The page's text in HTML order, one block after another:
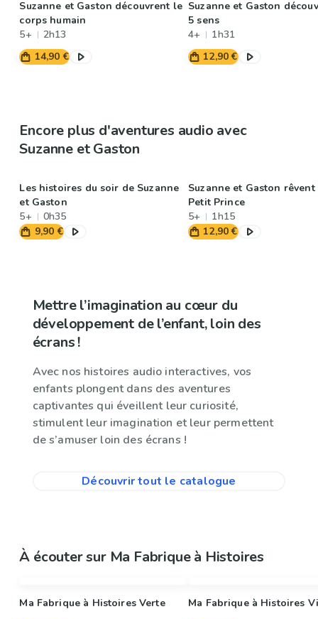
Suzanne et Gaston découvrent le
corps humain
5+
2h13
14,90 €
Suzanne et Gaston
5 sens
4+
1h31
12,90 €
Encore plus d'aventures audio avec
Suzanne et Gaston
Les histoires du soir de Suzanne
et Gaston
5+
0h35
9,90 €
Suzanne et Gaston rêvent
Petit Prince
5+
1h15
12,90 €
Mettre l’imagination au cœur du
développement de l’enfant, loin des
écrans !
Avec nos histoires audio interactives, vos
enfants plongent dans des aventures
captivantes qui éveillent leur curiosité,
stimulent leur imagination et leur permettent
de s’amuser loin des écrans !
Découvrir tout le catalogue
À écouter sur Ma Fabrique à Histoires
Ma Fabrique à Histoires Verte Ma Fabrique à Histoires